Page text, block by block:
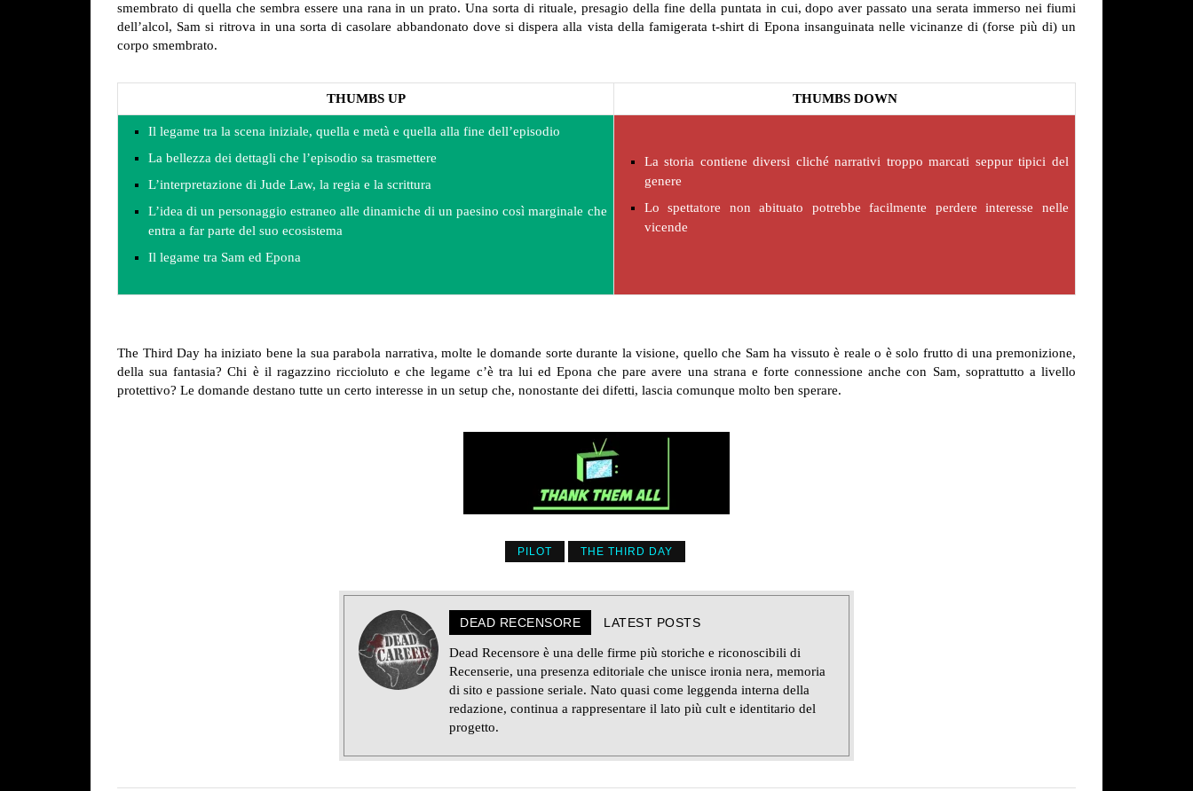
smembrato di quella che sembra essere una rana in un prato. Una sorta di rituale, presagio della fine della puntata in cui, dopo aver passato una serata immerso nei fiumi
dell’alcol, Sam si ritrova in una sorta di casolare abbandonato dove si dispera alla vista della famigerata t-shirt di Epona insanguinata nelle vicinanze di (forse più di) un
corpo smembrato.
THUMBS UP THUMBS DOWN
Il legame tra la scena iniziale, quella e metà e quella alla fine dell’episodio
La bellezza dei dettagli che l’episodio sa trasmettere
L’interpretazione di Jude Law, la regia e la scrittura
L’idea di un personaggio estraneo alle dinamiche di un paesino così marginale che
entra a far parte del suo ecosistema
Il legame tra Sam ed Epona
La storia contiene diversi cliché narrativi troppo marcati seppur tipici del
genere
Lo spettatore non abituato potrebbe facilmente perdere interesse nelle
vicende
The Third Day ha iniziato bene la sua parabola narrativa, molte le domande sorte durante la visione, quello che Sam ha vissuto è reale o è solo frutto di una premonizione,
della sua fantasia? Chi è il ragazzino riccioluto e che legame c’è tra lui ed Epona che pare avere una strana e forte connessione anche con Sam, soprattutto a livello
protettivo? Le domande destano tutte un certo interesse in un setup che, nonostante dei difetti, lascia comunque molto ben sperare.
PILOT THE THIRD DAY
DEAD RECENSORE LATEST POSTS
Dead Recensore è una delle firme più storiche e riconoscibili di
Recenserie, una presenza editoriale che unisce ironia nera, memoria
di sito e passione seriale. Nato quasi come leggenda interna della
redazione, continua a rappresentare il lato più cult e identitario del
progetto.